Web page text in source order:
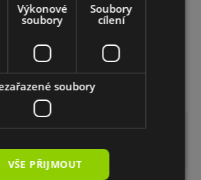
Heavy Cut - Tvrdý
mm
Výkonové
soubory
Soubory
cílení
soubory
VŠE PŘIJMOUT